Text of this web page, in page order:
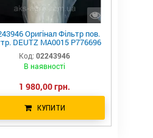
Оригінал Фільтр пов.
DEUTZ MA0015 P776696
AZ26007 657564.0 46669E
PA2836 657564 DQ0852
Код: 02243946
В наявності
1 980,00 грн.
КУПИТИ